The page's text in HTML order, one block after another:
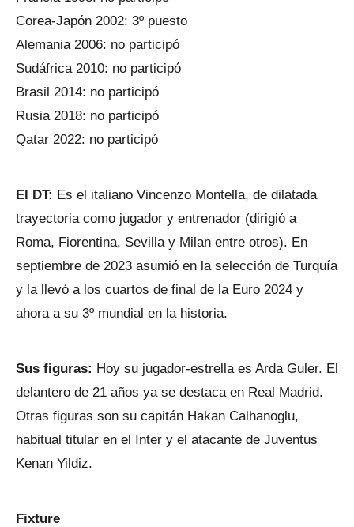
Corea-Japón 2002: 3º puesto
Alemania 2006: no participó
Sudáfrica 2010: no participó
Brasil 2014: no participó
Rusia 2018: no participó
Qatar 2022: no participó
El DT: Es el italiano Vincenzo Montella, de dilatada
trayectoria como jugador y entrenador (dirigió a
Roma, Fiorentina, Sevilla y Milan entre otros). En
septiembre de 2023 asumió en la selección de Turquía
y la llevó a los cuartos de final de la Euro 2024 y
ahora a su 3º mundial en la historia.
Sus figuras: Hoy su jugador-estrella es Arda Guler. El
delantero de 21 años ya se destaca en Real Madrid.
Otras figuras son su capitán Hakan Calhanoglu,
habitual titular en el Inter y el atacante de Juventus
Kenan Yildiz.
Fixture